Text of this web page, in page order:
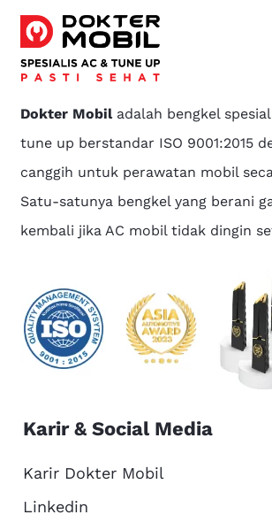
Dokter Mobiladalah bengkel
tune up berstandar ISO 9001:2015
canggih untuk perawatan mobil
Satu-satunya bengkel yang berani
kembali jika AC mobil tidak dingin
Karir & Social Media
Karir Dokter Mobil
Linkedin